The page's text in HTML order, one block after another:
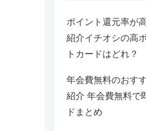
ポイント還元率が
紹介イチオシの高
トカードはどれ？
年会費無料のおす
紹介 年会費無料で
ドまとめ